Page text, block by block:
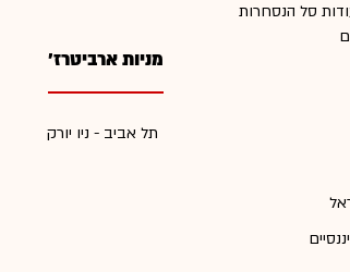
סל הנסחרות
מניות ארביטרז'
תל אביב - ניו יורק